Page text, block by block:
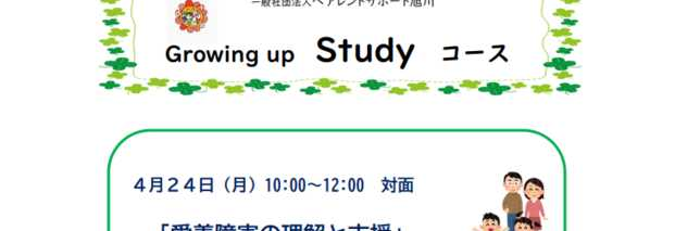
マイメディア検索